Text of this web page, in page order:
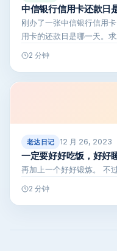
中信银行信用卡还款日
刚办了一张中信银行信用
用卡的还款日是哪一天。
2 分钟
老达日记 12 月 26, 2023
一定要好好吃饭，好好
再加上一个好好锻炼。 不
2 分钟